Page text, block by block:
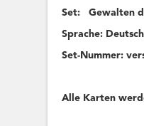
Set: Gewalten
Sprache: Deutsch
Set-Nummer:
Alle Karten